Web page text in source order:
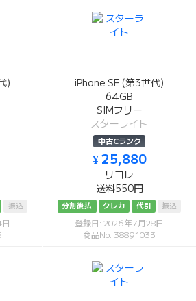
)
振込
iPhone SE (第3世代)
64GB
SIMフリー
スターライト
中古Cランク
¥ 25,880
リコレ
送料550円
分割後払 クレカ 代引 振込
登録日: 2026年7月28日
商品No: 38891033